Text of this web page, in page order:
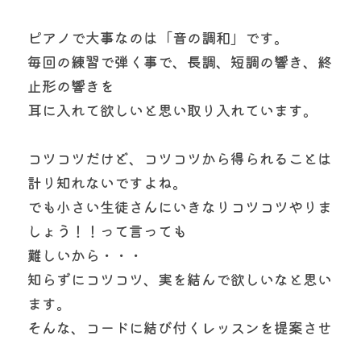
ピアノで大事なのは「音の調和」です。
毎回の練習で弾く事で、長調、短調の響き、終
止形の響きを
耳に入れて欲しいと思い取り入れています。
コツコツだけど、コツコツから得られることは
計り知れないですよね。
でも小さい生徒さんにいきなりコツコツやりま
しょう！！って言っても
難しいから・・・
知らずにコツコツ、実を結んで欲しいなと思い
ます。
そんな、コードに結び付くレッスンを提案させ